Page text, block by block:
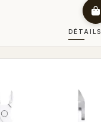
DÉTAILS